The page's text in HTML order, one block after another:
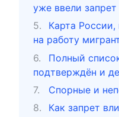
уже ввели запрет
Карта России,
на работу
Полный
подтверждён и
Спорные и
Как запрет